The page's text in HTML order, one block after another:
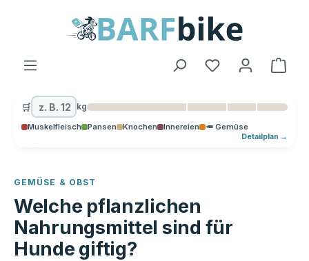
🛒 kg
Muskelfleisch Pansen Knochen Innereien 🥕 Gemüse
Detailplan →
GEMÜSE & OBST
Welche pflanzlichen
Nahrungsmittel sind für
Hunde giftig?